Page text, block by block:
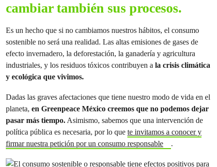
cambiar también sus procesos.
Es un hecho que si no cambiamos nuestros hábitos, el consumo
sostenible no será una realidad. Las altas emisiones de gases de
efecto invernadero, la deforestación, la ganadería y agricultura
industriales, y los residuos tóxicos contribuyen a la crisis climática
y ecológica que vivimos.
Dadas las graves afectaciones que tiene nuestro modo de vida en el
planeta, en Greenpeace México creemos que no podemos dejar
pasar más tiempo.Asimismo, sabemos que una intervención de
política pública es necesaria, por lo que te invitamos a conocer y
firmar nuestra petición por un consumo responsable
.